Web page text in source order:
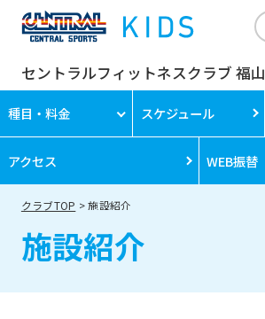
セントラルフィットネスクラブ 福山
種目・料金 スケジュール
アクセス WEB振替
クラブTOP 施設紹介
施設紹介